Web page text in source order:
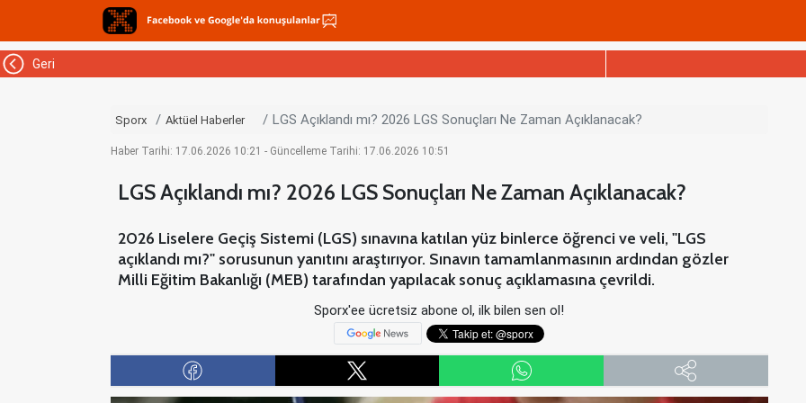
Geri
Sporx Aktüel Haberler LGS Açıklandı mı? 2026 LGS Sonuçları Ne Zaman Açıklanacak?
Haber Tarihi: 17.06.2026 10:21 - Güncelleme Tarihi: 17.06.2026 10:51
LGS Açıklandı mı? 2026 LGS Sonuçları Ne Zaman Açıklanacak?
2026 Liselere Geçiş Sistemi (LGS) sınavına katılan yüz binlerce öğrenci ve veli, "LGS
açıklandı mı?" sorusunun yanıtını araştırıyor. Sınavın tamamlanmasının ardından gözler
Milli Eğitim Bakanlığı (MEB) tarafından yapılacak sonuç açıklamasına çevrildi.
Sporx'ee ücretsiz abone ol, ilk bilen sen ol!